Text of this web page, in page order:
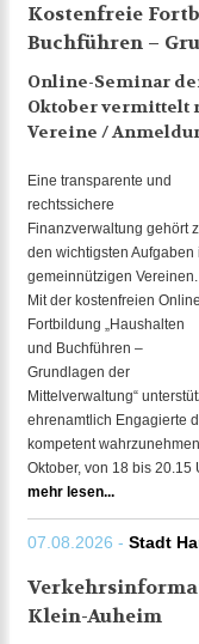
Kostenfreie
Buchführen –
Online-Seminar
Oktober vermittelt
Vereine /
Eine transparente und
rechtssichere
Finanzverwaltung gehört
den wichtigsten Aufgaben
gemeinnützigen Vereinen.
Mit der kostenfreien
Fortbildung „Haushalten
und Buchführen –
Grundlagen der
Mittelverwaltung“
ehrenamtlich Engagierte
kompetent
Oktober, von 18 bis 20.15
mehr lesen...
07.08.2026 - Stadt
Klein-Auheim